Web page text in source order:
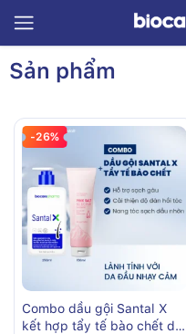
Sản phẩm
-26%
Combo dầu gội Santal X
kết hợp tẩy tế bào chết da